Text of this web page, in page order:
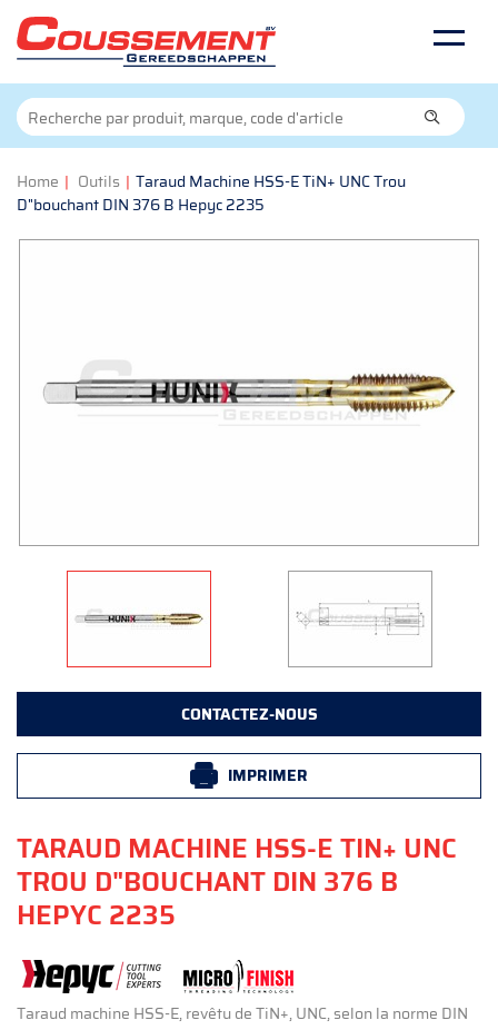
Home | Outils | Taraud Machine HSS-E TiN+ UNC Trou
D"bouchant DIN 376 B Hepyc 2235
CONTACTEZ-NOUS
IMPRIMER
TARAUD MACHINE HSS-E TIN+ UNC
TROU D"BOUCHANT DIN 376 B
HEPYC 2235
Taraud machine HSS-E, revêtu de TiN+, UNC, selon la norme DIN